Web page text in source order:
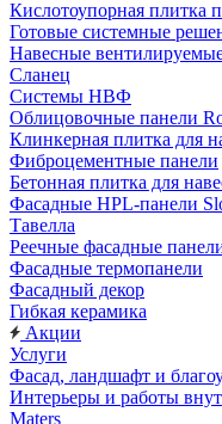
Кислотоупорная плитка
Готовые системные
Навесные
Сланец
Системы НВФ
Облицовочные панели
Клинкерная плитка для
Фиброцементные панели
Бетонная плитка для
Фасадные HPL-панели
Тавелла
Реечные фасадные
Фасадные термопанели
Фасадный декор
Гибкая керамика
Акции
Услуги
Фасад, ландшафт и
Интерьеры и работы
Maters